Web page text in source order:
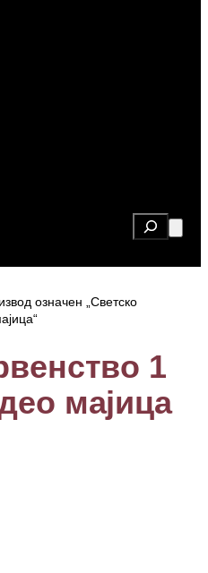
Search
oзначен „Светско
1
мајица